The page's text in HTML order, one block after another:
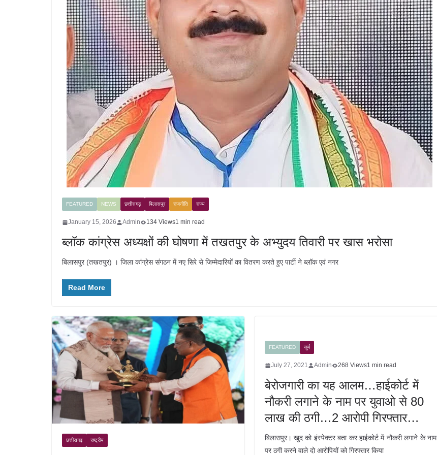
FEATURED NEWS छत्तीसगढ़ बिलासपुर राजनीति राज्य
January 15, 2026 Admin 134 Views1 min read
ब्लॉक कांग्रेस अध्यक्षों की घोषणा में तखतपुर के अभ्युदय तिवारी पर खास भरोसा
बिलासपुर (तखतपुर) । जिला कांग्रेस संगठन में नए सिरे से जिम्मेदारियों का वितरण करते हुए पार्टी ने ब्लॉक एवं नगर
Read More
छत्तीसगढ़ राष्ट्रीय
FEATURED जुर्म
July 27, 2021 Admin 268 Views1 min read
बेरोजगारी का यह आलम…हाईकोर्ट में
नौकरी लगाने के नाम पर युवाओ से 80
लाख की ठगी…2 आरोपी गिरफ्तार…
बिलासपुर। खुद को इंस्पेक्टर बता कर हाईकोर्ट में नौकरी लगाने के नाम
पर ठगी करने वाले दो आरोपियों को गिरफ्तार किया